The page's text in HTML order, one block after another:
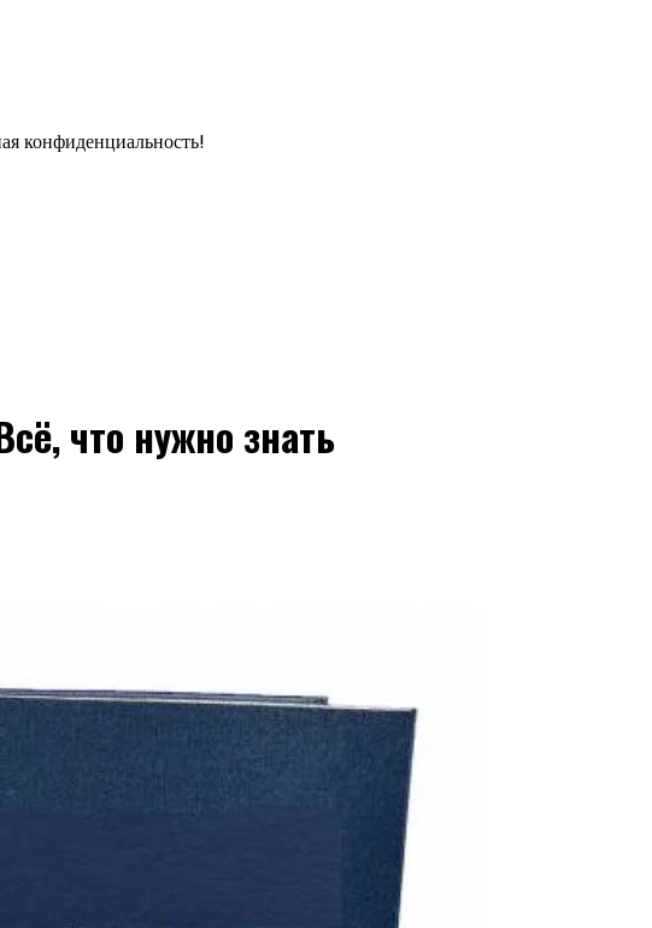
конфиденциальность!
что нужно знать